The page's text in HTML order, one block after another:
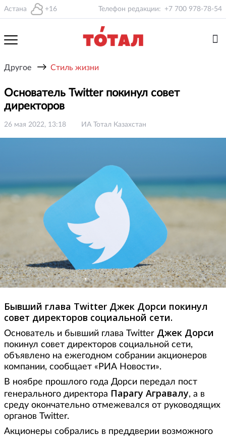
Астана +16 Телефон редакции: +7 700 978-78-54
Другое → Стиль жизни
Основатель Twitter покинул совет
директоров
26 мая 2022, 13:18 ИА Тотал Казахстан
Бывший глава Twitter Джек Дорси покинул
совет директоров социальной сети.
Основатель и бывший глава Twitter Джек Дорси
покинул совет директоров социальной сети,
объявлено на ежегодном собрании акционеров
компании, сообщает «РИА Новости».
В ноябре прошлого года Дорси передал пост
генерального директора Парагу Агравалу, а в
среду окончательно отмежевался от руководящих
органов Twitter.
Акционеры собрались в преддверии возможного